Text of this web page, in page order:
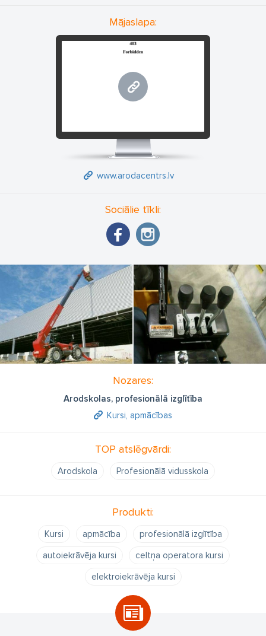
Mājaslapa:
www.arodacentrs.lv
Sociālie tīkli:
Nozares:
Arodskolas, profesionālā izglītība
Kursi, apmācības
TOP atslēgvārdi:
Arodskola Profesionālā vidusskola
Produkti:
Kursi apmācība
profesionālā izglītība
autoiekrāvēja kursi
celtņa operatora kursi
elektroiekrāvēja kursi